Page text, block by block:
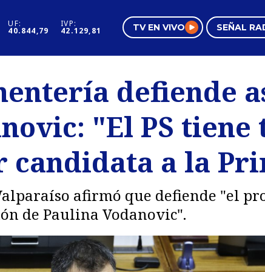
UF:
40.844,79
IVP:
42.129,81 TV EN VIVO SEÑAL
Negocios
Pura Mujer
defiende
"El PS tiene
candidata a la
afirmó que defiende "el
de Paulina Vodanovic".